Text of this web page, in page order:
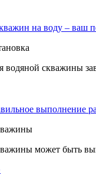
на воду – ваш
скважины
выполнение
может быть